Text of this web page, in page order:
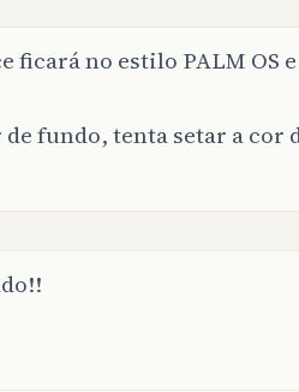
ficará no estilo PALM OS
de fundo, tenta setar a cor